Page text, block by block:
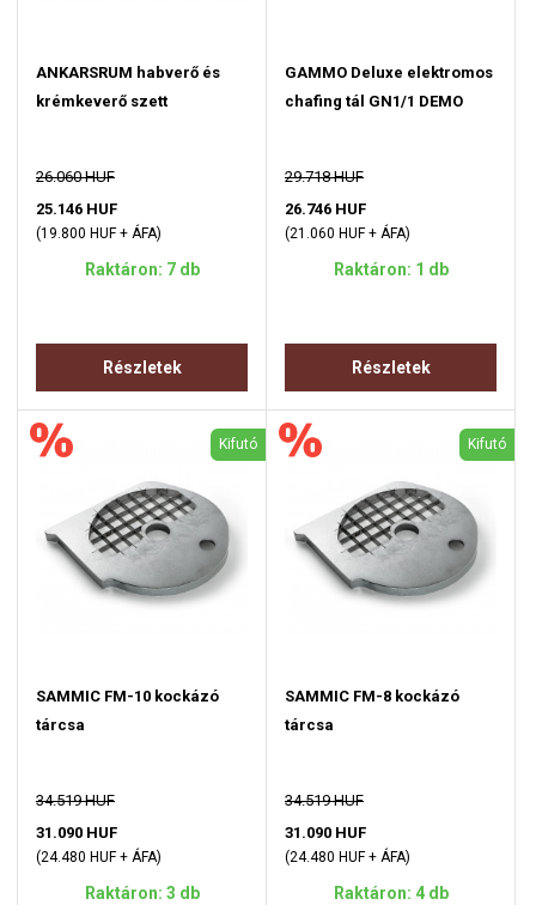
ANKARSRUM habverő és
krémkeverő szett
26.060 HUF
25.146 HUF
(19.800 HUF + ÁFA)
Raktáron: 7 db
Részletek
GAMMO Deluxe elektromos
chafing tál GN1/1 DEMO
29.718 HUF
26.746 HUF
(21.060 HUF + ÁFA)
Raktáron: 1 db
Részletek
Kifutó
SAMMIC FM-10 kockázó
tárcsa
34.519 HUF
31.090 HUF
(24.480 HUF + ÁFA)
Raktáron: 3 db
Kifutó
SAMMIC FM-8 kockázó
tárcsa
34.519 HUF
31.090 HUF
(24.480 HUF + ÁFA)
Raktáron: 4 db